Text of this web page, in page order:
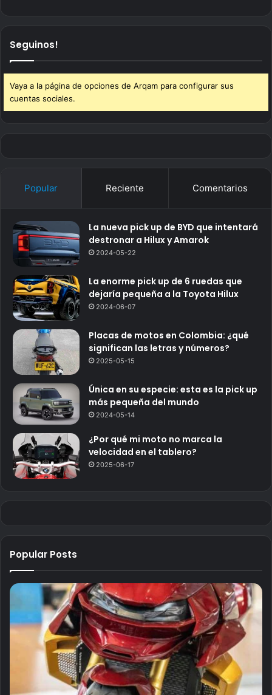
Seguinos!
Vaya a la página de opciones de Arqam para configurar sus
cuentas sociales.
Popular Reciente Comentarios
La nueva pick up de BYD que intentará
destronar a Hilux y Amarok
2024-05-22
La enorme pick up de 6 ruedas que
dejaría pequeña a la Toyota Hilux
2024-06-07
Placas de motos en Colombia: ¿qué
significan las letras y números?
2025-05-15
Única en su especie: esta es la pick up
más pequeña del mundo
2024-05-14
¿Por qué mi moto no marca la
velocidad en el tablero?
2025-06-17
Popular Posts